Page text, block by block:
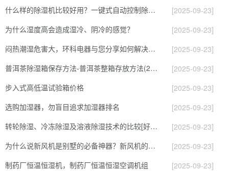
什么样的除湿机比较好用？一键式自动控制除湿机
[2025-09-23]
为什么湿度高会造成湿冷、阴冷的感觉？
[2025-09-23]
闷热潮湿危害大，环科电器与您分享如何解决闷热潮湿天气
[2025-09-23]
普洱茶除湿箱保存方法-普洱茶整箱存放方法(28日更新／今日图文)2023已更新
[2025-09-23]
步入式高低温试验箱价格
[2025-09-23]
选购加湿器，勿盲目追求加湿器排名
[2025-09-23]
转轮除湿、冷冻除湿及溶液除湿技术的比较[好网角商讯]
[2025-09-23]
为什么说新风机是别墅的必备神器？新风机的功能与作用都是些什么
[2025-09-23]
制药厂恒温恒湿机，制药厂恒温恒湿空调机组
[2025-09-23]